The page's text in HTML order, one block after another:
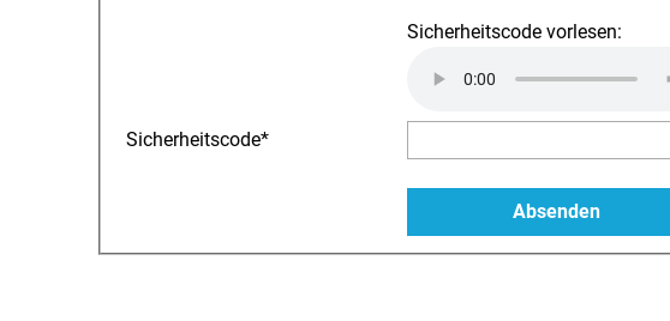
Sicherheitscode vorlesen:
Sicherheitscode*